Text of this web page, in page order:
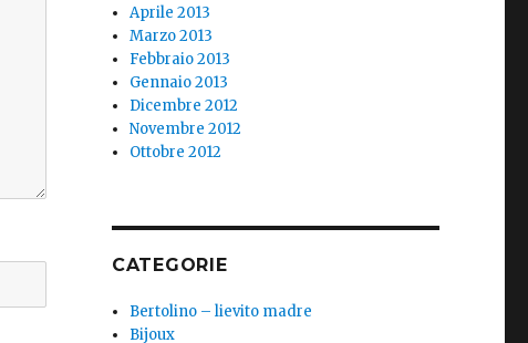
Aprile 2013
Marzo 2013
Febbraio 2013
Gennaio 2013
Dicembre 2012
Novembre 2012
Ottobre 2012
CATEGORIE
Bertolino – lievito madre
Bijoux